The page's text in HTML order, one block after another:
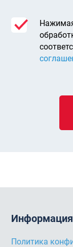
Информация
Политика